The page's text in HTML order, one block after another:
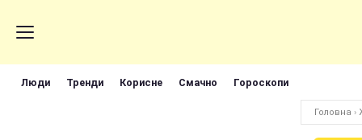
Люди Тренди Корисне Смачно Гороскопи
Головна ›